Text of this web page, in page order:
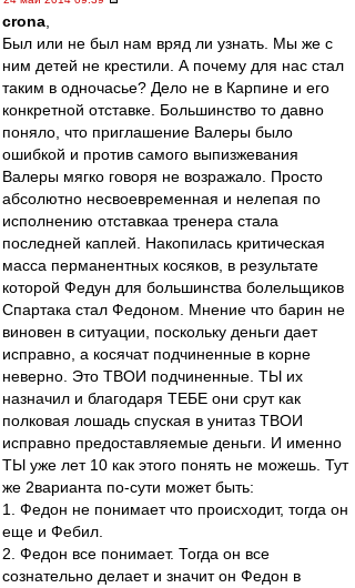
crona
Был или не был нам вряд ли узнать. Мы же с
ним детей не крестили. А почему для нас стал
таким в одночасье? Дело не в Карпине и его
конкретной отставке. Большинство то давно
поняло, что приглашение Валеры было
ошибкой и против самого выпизжевания
Валеры мягко говоря не возражало. Просто
абсолютно несвоевременная и нелепая по
исполнению отставкаа тренера стала
последней каплей. Накопилась критическая
масса перманентных косяков, в результате
которой Федун для большинства болельщиков
Спартака стал Федоном. Мнение что барин не
виновен в ситуации, поскольку деньги дает
исправно, а косячат подчиненные в корне
неверно. Это ТВОИ подчиненные. ТЫ их
назначил и благодаря ТЕБЕ они срут как
полковая лошадь спуская в унитаз ТВОИ
исправно предоставляемые деньги. И именно
ТЫ уже лет 10 как этого понять не можешь. Тут
же 2варианта по-сути может быть:
1. Федон не понимает что происходит, тогда он
еще и Фебил.
2. Федон все понимает. Тогда он все
сознательно делает и значит он Федон в